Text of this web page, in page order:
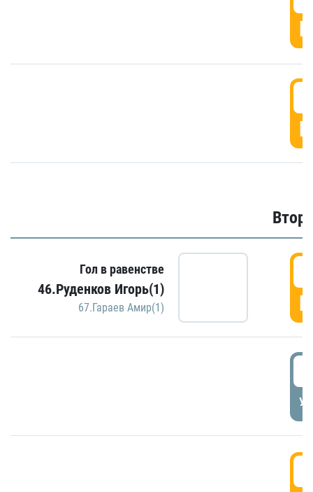
Гол в равенстве
46.Руденков Игорь(1)
67.Гараев Амир(1)